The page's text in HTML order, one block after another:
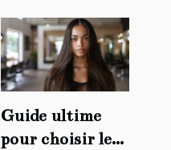
Guide ultime
pour choisir le